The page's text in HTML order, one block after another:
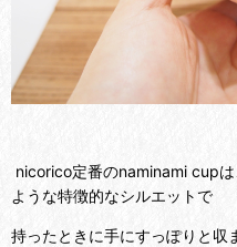
nicorico定番のnaminami cup
ような特徴的なシルエットで
持ったときに手にすっぽりと収